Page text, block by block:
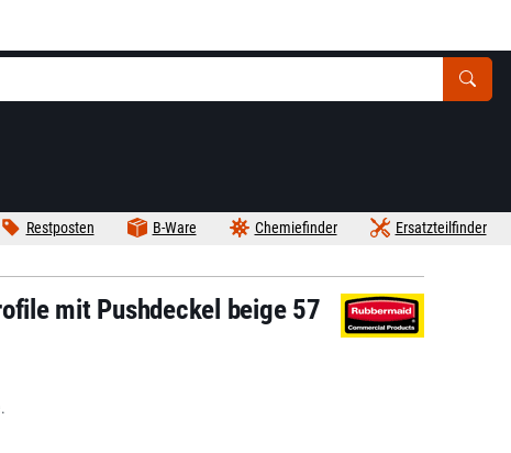
Ersatzteilfinder
Chemiefinder
B-Ware
Restposten
mit Pushdeckel beige 57